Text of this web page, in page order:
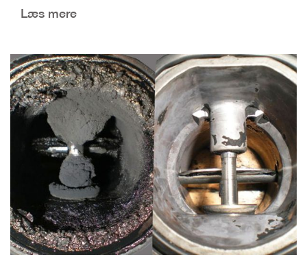
Læs mere